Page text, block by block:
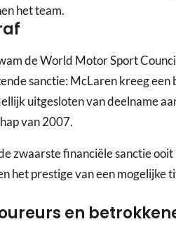
het team.
de World Motor Sport
sanctie: McLaren kreeg
uitgesloten van deelname
van 2007.
zwaarste financiële sanctie
het prestige van een mogelijke
en